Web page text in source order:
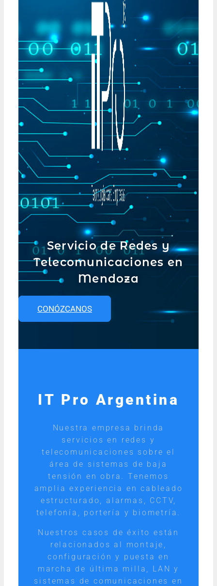
Servicio de Redes y
Telecomunicaciones en
Mendoza
CONÓZCANOS
IT Pro Argentina
Nuestra empresa brinda
servicios en redes y
telecomunicaciones sobre el
área de sistemas de baja
tensión en obra. Tenemos
amplia experiencia en cableado
estructurado, alarmas, CCTV,
telefonía, portería y biometría.
Nuestros casos de éxito están
relacionados al montaje,
configuración y puesta en
marcha de última milla, LAN y
sistemas de comunicaciones en